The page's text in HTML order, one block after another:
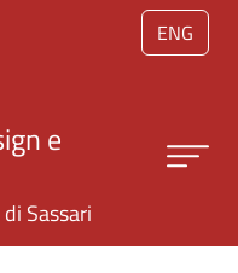
al contenuto principale
ENG
e
Sassari